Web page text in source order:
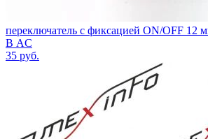
переключатель с фиксацией ON/OFF 12
В AC
35 руб.